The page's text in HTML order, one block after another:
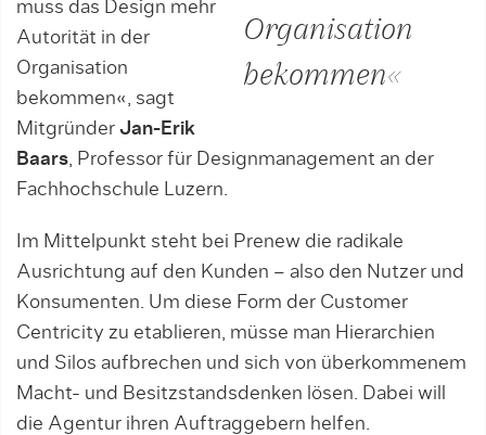
Organisation
bekommen«
muss das Design mehr
Autorität in der
Organisation
bekommen«, sagt
Mitgründer Jan-Erik
Baars, Professor für Designmanagement an der
Fachhochschule Luzern.
Im Mittelpunkt steht bei Prenew die radikale
Ausrichtung auf den Kunden – also den Nutzer und
Konsumenten. Um diese Form der Customer
Centricity zu etablieren, müsse man Hierarchien
und Silos aufbrechen und sich von überkommenem
Macht- und Besitzstandsdenken lösen. Dabei will
die Agentur ihren Auftraggebern helfen.